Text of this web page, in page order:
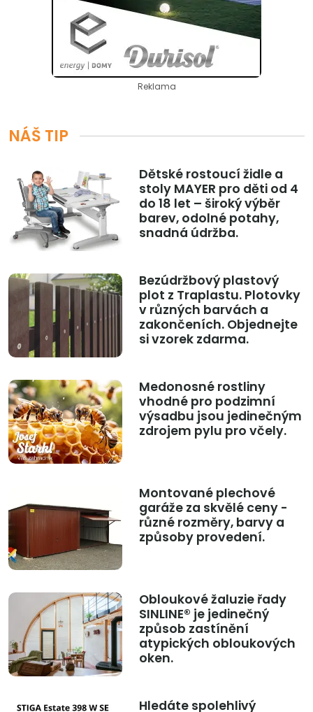
Reklama
NÁŠ TIP
Dětské rostoucí židle a
stoly MAYER pro děti od 4
do 18 let – široký výběr
barev, odolné potahy,
snadná údržba.
Bezúdržbový plastový
plot z Traplastu. Plotovky
v různých barvách a
zakončeních. Objednejte
si vzorek zdarma.
Medonosné rostliny
vhodné pro podzimní
výsadbu jsou jedinečným
zdrojem pylu pro včely.
Montované plechové
garáže za skvělé ceny -
různé rozměry, barvy a
způsoby provedení.
Obloukové žaluzie řady
SINLINE® je jedinečný
způsob zastínění
atypických obloukových
oken.
Hledáte spolehlivý